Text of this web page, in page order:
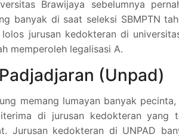
Brawijaya sebelumnya
banyak di saat seleksi SBMPTN
jurusan kedokteran di
memperoleh legalisasi A.
(Unpad)
memang lumayan banyak
di jurusan kedokteran yang
Jurusan kedokteran di UNPAD